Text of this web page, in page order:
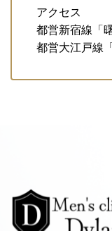
アクセス
都営新宿線「
都営大江戸線